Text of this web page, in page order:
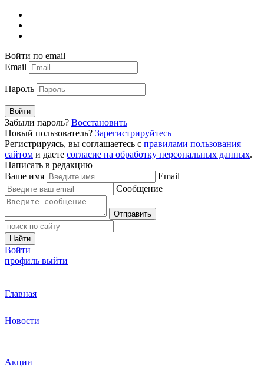
Войти по email
Email
Пароль
Войти
Забыли пароль? Восстановить
Новый пользователь? Зарегистрируйтесь
Регистрируясь, вы соглашаетесь с правилами пользования
сайтом и даете согласие на обработку персональных данных.
Написать в редакцию
Ваше имя
Email
Сообщение
Отправить
Найти
Войти
профиль выйти
Главная
Новости
Акции